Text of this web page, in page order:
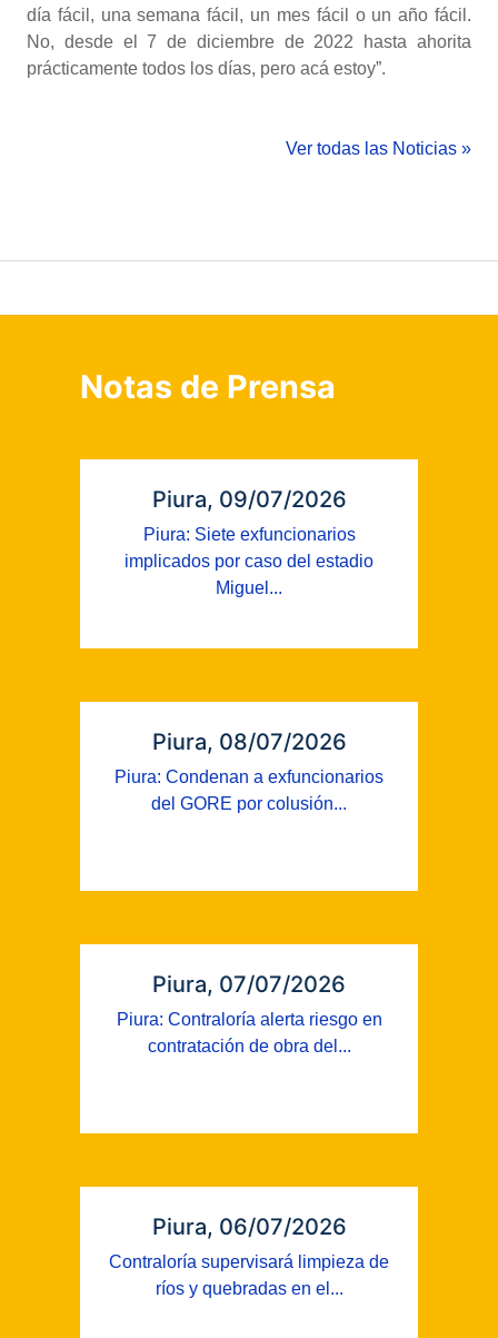
día fácil, una semana fácil, un mes fácil o un año fácil.
No, desde el 7 de diciembre de 2022 hasta ahorita
prácticamente todos los días, pero acá estoy”.
Ver todas las Noticias »
Notas de Prensa
Piura, 09/07/2026
Piura: Siete exfuncionarios
implicados por caso del estadio
Miguel...
Piura, 08/07/2026
Piura: Condenan a exfuncionarios
del GORE por colusión...
Piura, 07/07/2026
Piura: Contraloría alerta riesgo en
contratación de obra del...
Piura, 06/07/2026
Contraloría supervisará limpieza de
ríos y quebradas en el...